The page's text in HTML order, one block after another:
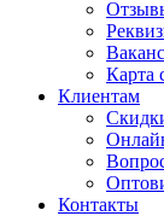
Карта
Клиентам
Контакты